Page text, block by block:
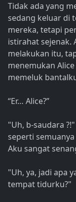
Tidak ada yang
sedang keluar di
mereka, tetapi
istirahat sejenak.
melakukan itu,
menemukan
memeluk
“Er… Alice?”
"Uh, b-saudara
seperti
Aku sangat
"Uh, ya, jadi apa
tempat tidurku?"